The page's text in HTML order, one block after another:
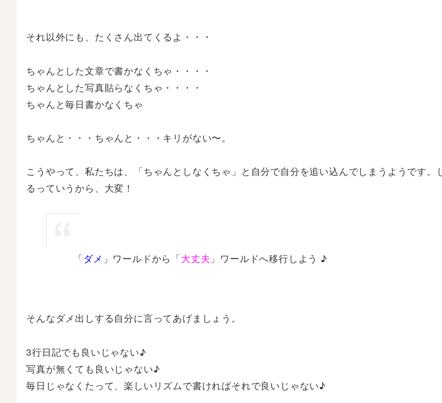
それ以外にも、たくさん出てくるよ・・・
ちゃんとした文章で書かなくちゃ・・・・
ちゃんとした写真貼らなくちゃ・・・・
ちゃんと毎日書かなくちゃ
ちゃんと・・・ちゃんと・・・キリがない〜。
こうやって、私たちは、「ちゃんとしなくちゃ」と自分で自分を追い込んでしまうようです
るっていうから、大変！
「ダメ 」ワールドから「大丈夫 」ワールドへ移行しよう ♪
そんなダメ出しする自分に言ってあげましょう。
3行日記でも良いじゃない♪
写真が無くても良いじゃない♪
毎日じゃなくたって、楽しいリズムで書ければそれで良いじゃない♪